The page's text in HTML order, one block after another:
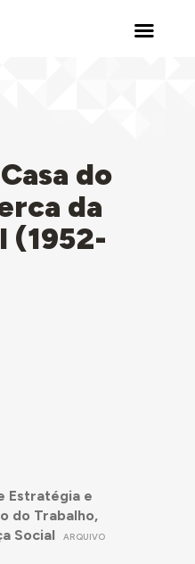
do
da
(1952-
Estratégia e
do Trabalho,
Social
ARQUIVO